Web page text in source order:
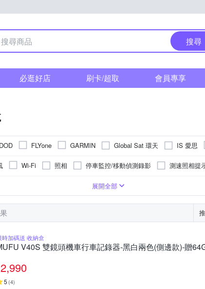
搜尋
必逛好店 刷卡/超取 會員專享
FLYone GARMIN Global Sat 環天 IS 愛思
PX 大通 PAIPAI 拍拍 PAPAGO! Philo 飛
Wi-Fi 照相 停車監控/移動偵測錄影 測速照相提
前車碰撞預警 車道偏離預警
151-160度
機車用480P 轉接線
展開全部
時加碼送 收納盒
V40S 雙鏡頭機車行車記錄器-黑白兩色(側邊款)-贈
2,990
5 (4)